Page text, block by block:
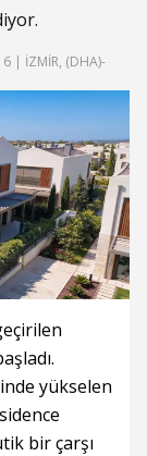
| İZMİR, (DHA)-
yükselen
bir çarşı